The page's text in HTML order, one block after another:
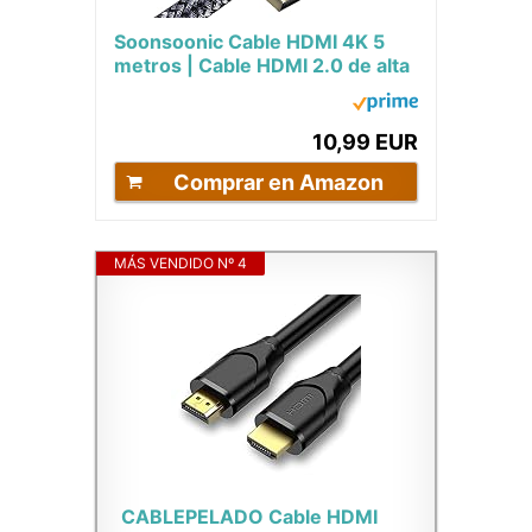
Soonsoonic Cable HDMI 4K 5
metros | Cable HDMI 2.0 de alta
10,99 EUR
Comprar en Amazon
MÁS VENDIDO Nº 4
CABLEPELADO Cable HDMI